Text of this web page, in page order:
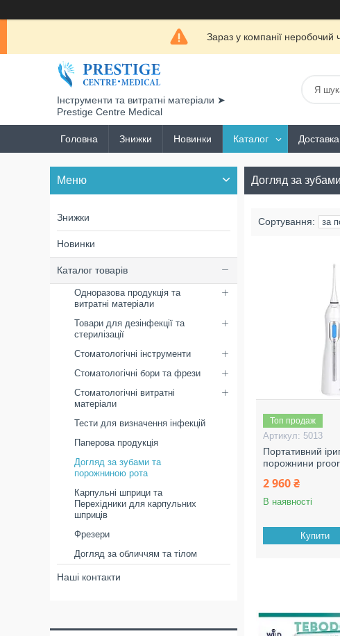
Зараз у компанії
Інструменти та витратні матеріали ➤
Prestige Centre Medical
Головна Знижки Новинки Каталог
Догляд за
Топ продаж
5013
Портативний
порожнини
2 960 ₴
В наявності
Купити
Знижки
Новинки
Каталог товарів
Одноразова продукція та
витратні матеріали
Товари для дезінфекції та
стерилізації
Стоматологічні інструменти
Стоматологічні бори та фрези
Стоматологічні витратні
матеріали
Тести для визначення інфекцій
Паперова продукція
Догляд за зубами та
порожниною рота
Карпульні шприци та
Перехідники для карпульних
шприців
Фрезери
Догляд за обличчям та тілом
Наші контакти